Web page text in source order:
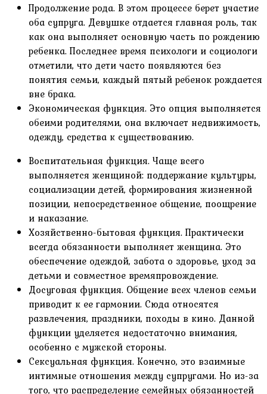
Продолжение рода. В этом процессе берет участие
оба супруга. Девушке отдается главная роль, так
как она выполняет основную часть по рождению
ребенка. Последнее время психологи и социологи
отметили, что дети часто появляются без
понятия семьи, каждый пятый ребенок рождается
вне брака.
Экономическая функция. Это опция выполняется
обеими родителями, она включает недвижимость,
одежду, средства к существованию.
Воспитательная функция. Чаще всего
выполняется женщиной: поддержание культуры,
социализации детей, формирования жизненной
позиции, непосредственное общение, поощрение
и наказание.
Хозяйственно-бытовая функция. Практически
всегда обязанности выполняет женщина. Это
обеспечение одеждой, забота о здоровье, уход за
детьми и совместное времяпровождение.
Досуговая функция. Общение всех членов семьи
приводит к ее гармонии. Сюда относятся
развлечения, праздники, походы в кино. Данной
функции уделяется недостаточно внимания,
особенно с мужской стороны.
Сексуальная функция. Конечно, это взаимные
интимные отношения между супругами. Но из-за
того, что распределение семейных обязанностей